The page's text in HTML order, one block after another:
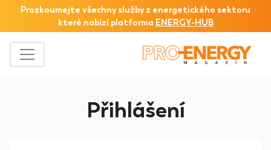
Prozkoumejte všechny služby z energetického sektoru
které nabízí platforma ENERGY-HUB
Přihlášení